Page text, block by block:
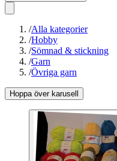
/Alla kategorier
/Hobby
/Sömnad & stickning
/Garn
/Övriga garn
Hoppa över karusell